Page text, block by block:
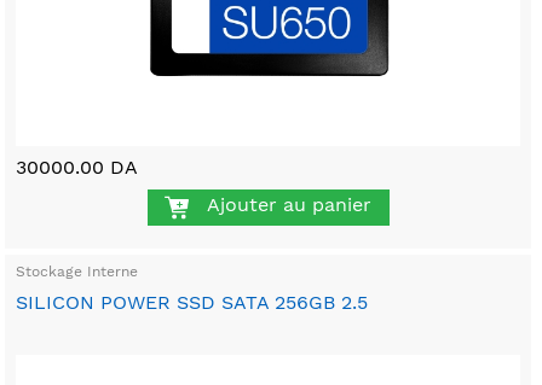
30000.00 DA
Ajouter au panier
Stockage Interne
SILICON POWER SSD SATA 256GB 2.5